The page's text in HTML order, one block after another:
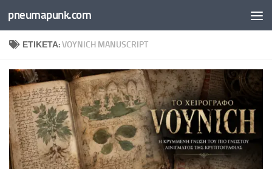
Skip to content
pneumapunk.com
ΕΤΙΚΈΤΑ:VOYNICH MANUSCRIPT